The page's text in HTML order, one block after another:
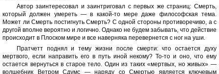
Автор заинтересовал и заинтриговал с первых же страниц: Смерть,
который должен умереть — в какой-то мере даже философская тема.
Может ли Смерть постигнуть Смерть? С одной стороны противоречиво, а с
другой вполне вероятно и логично. Однако не будем забывать, что действие
происходит в Плоском мире и все наверняка перевернется с ног на уши.
Пратчетт поднял и тему жизни после смерти: что остается духу
мертвого, если направить его в путь иной некому? То-то и оно, что ему
остается вернуться в старое тело. Один из таких «мертвых, но живых» —
волшебник Ветром Сдумс — наряду со Смертью является ключевым